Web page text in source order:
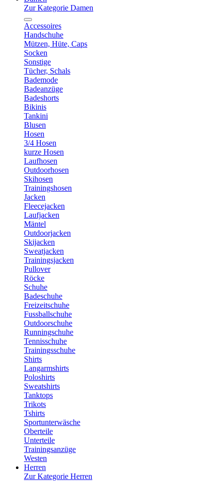
Zur Kategorie Damen
Accessoires
Handschuhe
Mützen, Hüte, Caps
Socken
Sonstige
Tücher, Schals
Bademode
Badeanzüge
Badeshorts
Bikinis
Tankini
Blusen
Hosen
3/4 Hosen
kurze Hosen
Laufhosen
Outdoorhosen
Skihosen
Trainingshosen
Jacken
Fleecejacken
Laufjacken
Mäntel
Outdoorjacken
Skijacken
Sweatjacken
Trainingsjacken
Pullover
Röcke
Schuhe
Badeschuhe
Freizeitschuhe
Fussballschuhe
Outdoorschuhe
Runningschuhe
Tennisschuhe
Trainingsschuhe
Shirts
Langarmshirts
Poloshirts
Sweatshirts
Tanktops
Trikots
Tshirts
Sportunterwäsche
Oberteile
Unterteile
Trainingsanzüge
Westen
Herren
Zur Kategorie Herren